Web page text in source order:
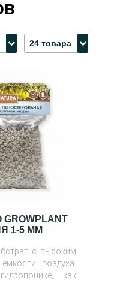
24 товара
1-5 ММ
с высоким
воздуха.
как